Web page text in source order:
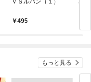
ＶＳルパン（１）
495
星
もっと見る